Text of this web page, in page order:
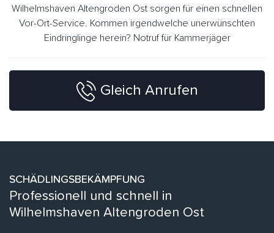
Wilhelmshaven Altengroden Ost sorgen für einen schnellen
Vor-Ort-Service. Kommen irgendwelche unerwünschten
Eindringlinge herein? Notruf für Kammerjäger
Gleich Anrufen
SCHÄDLINGSBEKÄMPFUNG
Professionell und schnell in
Wilhelmshaven Altengroden Ost